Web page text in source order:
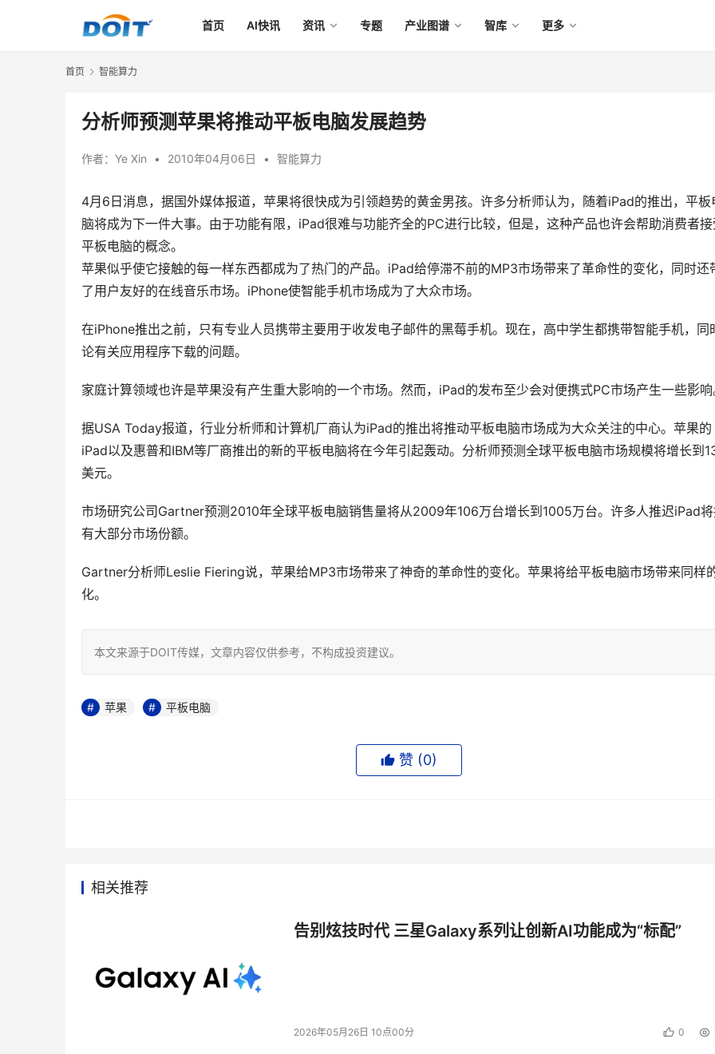
首页 AI快讯 资讯 专题 产业图谱 智库 更多
首页 智能算力
分析师预测苹果将推动平板电脑发展趋势
作者： Ye Xin • 2010年04月06日 • 智能算力
4月6日消息，据国外媒体报道，苹果将很快成为引领趋势的黄金男孩。许多分析师认为，随着iPad的推出，平板
脑将成为下一件大事。由于功能有限，iPad很难与功能齐全的PC进行比较，但是，这种产品也许会帮助消费者接
平板电脑的概念。
苹果似乎使它接触的每一样东西都成为了热门的产品。iPad给停滞不前的MP3市场带来了革命性的变化，同时还
了用户友好的在线音乐市场。iPhone使智能手机市场成为了大众市场。
在iPhone推出之前，只有专业人员携带主要用于收发电子邮件的黑莓手机。现在，高中学生都携带智能手机，同
论有关应用程序下载的问题。
家庭计算领域也许是苹果没有产生重大影响的一个市场。然而，iPad的发布至少会对便携式PC市场产生一些影响
据USA Today报道，行业分析师和计算机厂商认为iPad的推出将推动平板电脑市场成为大众关注的中心。苹果的
iPad以及惠普和IBM等厂商推出的新的平板电脑将在今年引起轰动。分析师预测全球平板电脑市场规模将增长到
美元。
市场研究公司Gartner预测2010年全球平板电脑销售量将从2009年106万台增长到1005万台。许多人推迟iPad将
有大部分市场份额。
Gartner分析师Leslie Fiering说，苹果给MP3市场带来了神奇的革命性的变化。苹果将给平板电脑市场带来同样
化。
本文来源于DOIT传媒，文章内容仅供参考，不构成投资建议。
苹果 平板电脑
赞 (0)
相关推荐
告别炫技时代 三星Galaxy系列让创新AI功能成为“标配”
2026年05月26日 10点00分 0